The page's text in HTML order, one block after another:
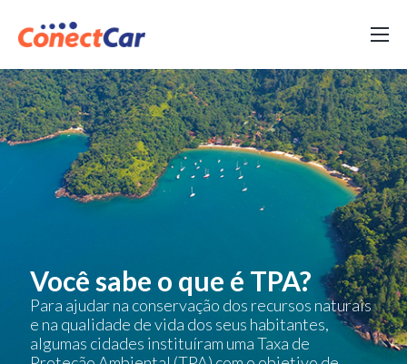
Você sabe o que é TPA?
Para ajudar na conservação dos recursos naturais
e na qualidade de vida dos seus habitantes,
algumas cidades instituíram uma Taxa de